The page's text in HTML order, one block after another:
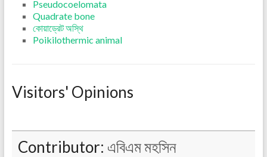
Pseudocoelomata
Quadrate bone
কোয়াড্রেট অস্থি
Poikilothermic animal
Visitors' Opinions
Contributor: এবিএম মহসিন